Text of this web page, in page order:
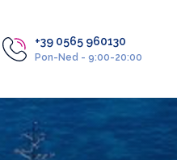
+39 0565 960130
Pon-Ned - 9:00-20:00